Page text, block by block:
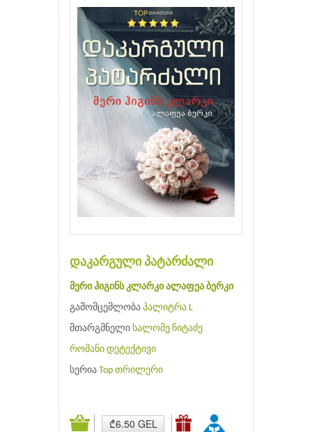
დაკარგული პატარძალი
მერი ჰიგინს კლარკი ალაფეა ბერკი
გამომცემლობა პალიტრა L
მთარგმნელი სალომე ჩიტაძე
რომანი დეტექტივი
სერია Top თრილერი
₾6.50 GEL